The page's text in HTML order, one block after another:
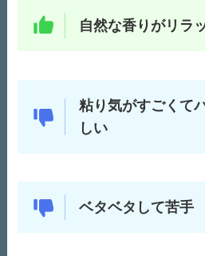
自然な香りがリラ
粘り気がすごくて
しい
ベタベタして苦手